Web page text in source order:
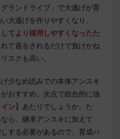
ランドライブ」で大逃げが育
大逃げを作りやすくなり、
てより採用しやすくなったた
て蓋をされるだけで負けかね
スクも高い。
少なめ読みでの本体アンスキ
がおすすめ。次点で総合的に強
ン】 あたりでしょうか。た
ら、継承アンスキに加えて
する必要があるので、育成ハ